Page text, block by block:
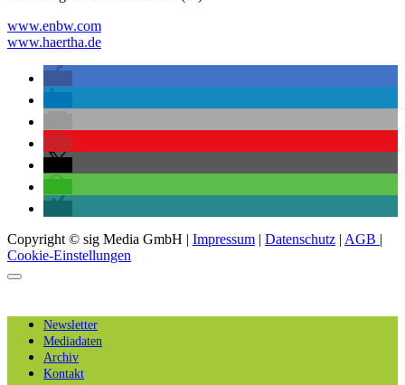
www.enbw.com
www.haertha.de
Copyright © sig Media GmbH | Impressum | Datenschutz | AGB |
Cookie-Einstellungen
Newsletter
Mediadaten
Archiv
Kontakt